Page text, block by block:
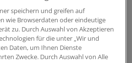
speichern und greifen auf
wie Browserdaten oder eindeutige
zu. Durch Auswahl von Akzeptieren
für die unter „Wir und
Daten, um Ihnen Dienste
Zwecke. Durch Auswahl von Alle